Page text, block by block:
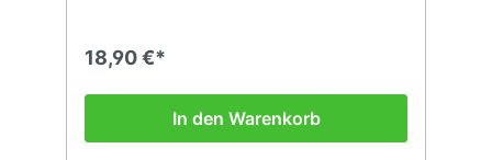
18,90 €*
In den Warenkorb